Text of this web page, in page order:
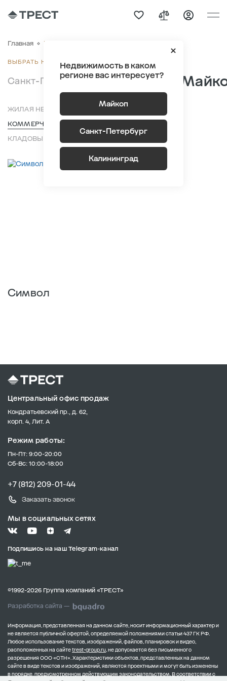
Недвижимость в каком
регионе вас интересует?
Майкоп
Санкт-Петербург
Калининград
Главная Коммерческая недвижимость
ВЫБРАТЬ НЕДВИЖИМОСТЬ
Санкт-Петербург Калининград
ЖИЛАЯ НЕДВИЖИМОСТЬ
КОММЕРЧЕСКАЯ НЕДВИЖИМОСТЬ
ПАРКИНГИ
КЛАДОВЫЕ
Символ
Центральный офис продаж
Кондратьевский пр., д. 62,
корп. 4, Лит. А
Режим работы:
Пн-Пт: 9:00-20:00
Сб-Вс: 10:00-18:00
+7 (812) 209-01-44
Заказать звонок
Мы в социальных сетях
Подпишись на наш Telegram-канал
©1992-2026 Группа компаний «ТРЕСТ»
Разработка сайта —
Информация, представленная на данном сайте, носит информационный характер и
не является публичной офертой, определяемой положениями статьи 437 ГК РФ.
Любое использование текстов, изображений, файлов, планировок и видео,
расположенных на сайтеtrest-group.ru, не допускается без письменного
разрешения ООО «СТН».Характеристики объектов, представленных на данном
сайте в виде текстов и изображений, являются проектными и могут быть изменены
в порядке, предусмотренном действующим законодательством.В соответствии с